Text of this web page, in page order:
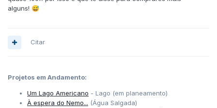
alguns! 😅
Citar
Projetos em Andamento:
Um Lago Americano - Lago (em planeamento)
À espera do Nemo... (Água Salgada)